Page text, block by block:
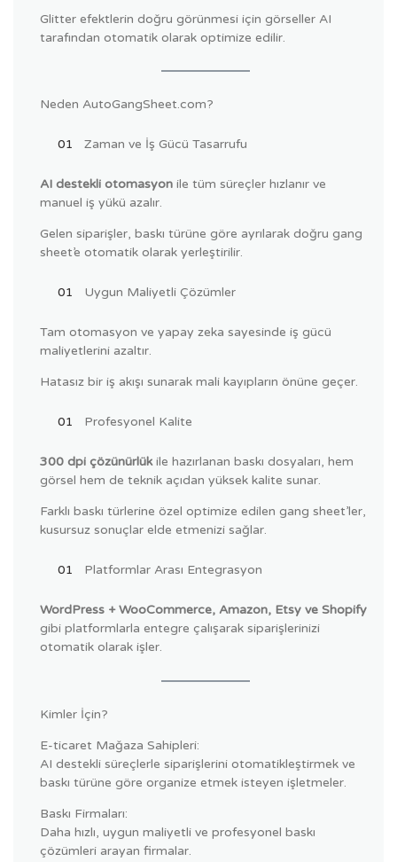
Glitter efektlerin doğru görünmesi için görseller AI
tarafından otomatik olarak optimize edilir.
Neden AutoGangSheet.com?
Zaman ve İş Gücü Tasarrufu
AI destekli otomasyon ile tüm süreçler hızlanır ve
manuel iş yükü azalır.
Gelen siparişler, baskı türüne göre ayrılarak doğru gang
sheet’e otomatik olarak yerleştirilir.
Uygun Maliyetli Çözümler
Tam otomasyon ve yapay zeka sayesinde iş gücü
maliyetlerini azaltır.
Hatasız bir iş akışı sunarak mali kayıpların önüne geçer.
Profesyonel Kalite
300 dpi çözünürlükile hazırlanan baskı dosyaları, hem
görsel hem de teknik açıdan yüksek kalite sunar.
Farklı baskı türlerine özel optimize edilen gang sheet’ler,
kusursuz sonuçlar elde etmenizi sağlar.
Platformlar Arası Entegrasyon
WordPress + WooCommerce, Amazon, Etsy ve Shopify
gibi platformlarla entegre çalışarak siparişlerinizi
otomatik olarak işler.
Kimler İçin?
E-ticaret Mağaza Sahipleri:
AI destekli süreçlerle siparişlerini otomatikleştirmek ve
baskı türüne göre organize etmek isteyen işletmeler.
Baskı Firmaları:
Daha hızlı, uygun maliyetli ve profesyonel baskı
çözümleri arayan firmalar.